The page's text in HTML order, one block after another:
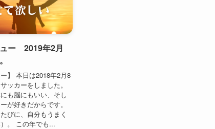
ュー 2019年2月
】 本日は2018年2月8
ッカーをしました。
も脳にもいい、そし
が好きだからです。
びに、自分もうまく
。 この年でも...